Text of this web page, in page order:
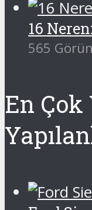
16
565
En